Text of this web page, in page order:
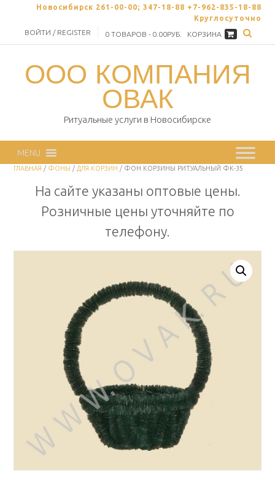
content
Новосибирск 261-00-00; 347-18-88 +7-962-835-18-88
Круглосуточно
ВОЙТИ / REGISTER
0 ТОВАРОВ - 0.00РУБ. КОРЗИНА
ООО КОМПАНИЯ
ОВАК
Ритуальные услуги в Новосибирске
MENU
ГЛАВНАЯ / ФОНЫ / ДЛЯ КОРЗИН / ФОН КОРЗИНЫ РИТУАЛЬНЫЙ ФК-35
На сайте указаны оптовые цены.
Розничные цены уточняйте по
телефону.